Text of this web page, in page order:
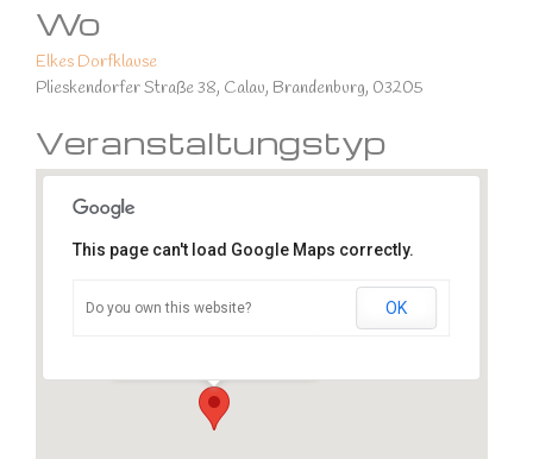
Wo
Elkes Dorfklause
Plieskendorfer Straße 38, Calau, Brandenburg, 03205
Veranstaltungstyp
Elkes Dorfklause
This page can't load Google Maps correctly.
Do you own this website? OK